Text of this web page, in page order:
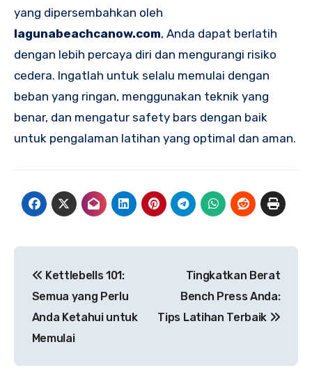
yang dipersembahkan oleh
lagunabeachcanow.com, Anda dapat berlatih
dengan lebih percaya diri dan mengurangi risiko
cedera. Ingatlah untuk selalu memulai dengan
beban yang ringan, menggunakan teknik yang
benar, dan mengatur safety bars dengan baik
untuk pengalaman latihan yang optimal dan aman.
pos
Kettlebells 101:
Semua yang Perlu
Anda Ketahui untuk
Memulai
Tingkatkan Berat
Bench Press Anda:
Tips Latihan Terbaik